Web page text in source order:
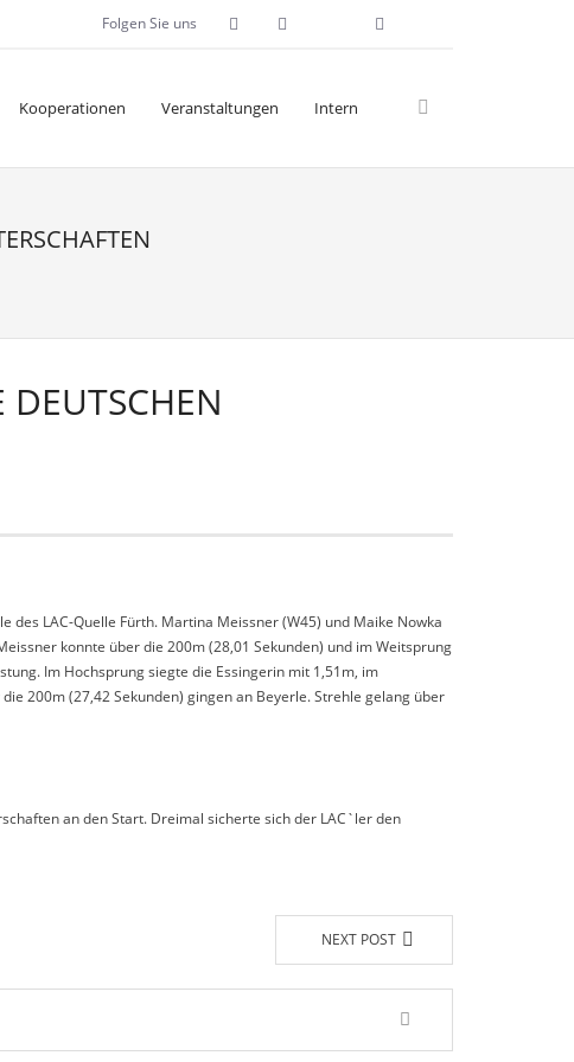
Folgen Sie uns
Kooperationen Veranstaltungen Intern
DEUTSCHEN
LAC-Quelle Fürth. Martina Meissner (W45) und Maike Nowka
konnte über die 200m (28,01 Sekunden) und im Weitsprung
Im Hochsprung siegte die Essingerin mit 1,51m, im
200m (27,42 Sekunden) gingen an Beyerle. Strehle gelang über
an den Start. Dreimal sicherte sich der LAC`ler den
NEXT POST